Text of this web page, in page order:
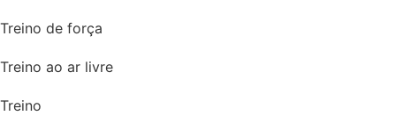
Treino de força
Treino ao ar livre
Treino